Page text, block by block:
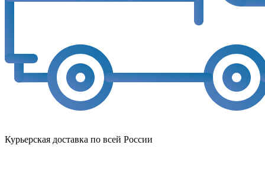
Курьерская доставка по всей России